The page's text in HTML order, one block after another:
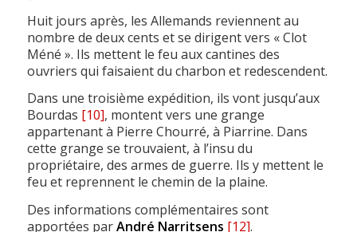
Huit jours après, les Allemands reviennent au
nombre de deux cents et se dirigent vers « Clot
Méné ». Ils mettent le feu aux cantines des
ouvriers qui faisaient du charbon et redescendent.
Dans une troisième expédition, ils vont jusqu’aux
Bourdas [10], montent vers une grange
appartenant à Pierre Chourré, à Piarrine. Dans
cette grange se trouvaient, à l’insu du
propriétaire, des armes de guerre. Ils y mettent le
feu et reprennent le chemin de la plaine.
Des informations complémentaires sont
apportées parAndré Narritsens [12].